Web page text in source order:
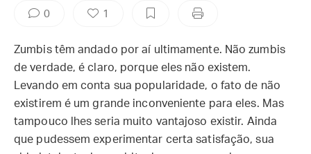
0 1
Zumbis têm andado por aí ultimamente. Não zumbis
de verdade, é claro, porque eles não existem.
Levando em conta sua popularidade, o fato de não
existirem é um grande inconveniente para eles. Mas
tampouco lhes seria muito vantajoso existir. Ainda
que pudessem experimentar certa satisfação, sua